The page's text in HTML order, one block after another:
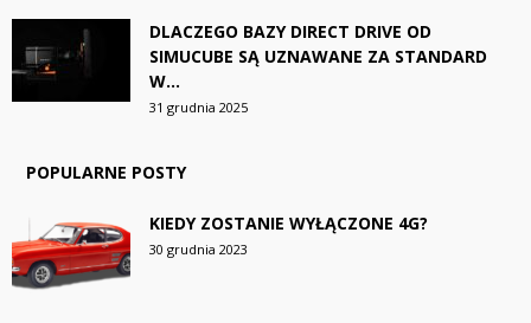
DLACZEGO BAZY DIRECT DRIVE OD
SIMUCUBE SĄ UZNAWANE ZA STANDARD
W...
31 grudnia 2025
POPULARNE POSTY
KIEDY ZOSTANIE WYŁĄCZONE 4G?
30 grudnia 2023